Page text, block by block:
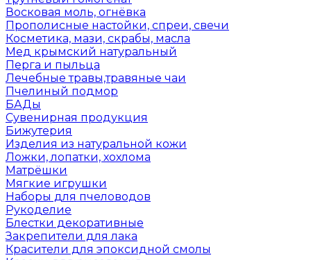
Восковая моль, огнёвка
Прополисные настойки, спреи, свечи
Косметика, мази, скрабы, масла
Мед крымский натуральный
Перга и пыльца
Лечебные травы,травяные чаи
Пчелиный подмор
БАДы
Сувенирная продукция
Бижутерия
Изделия из натуральной кожи
Ложки, лопатки, хохлома
Матрёшки
Мягкие игрушки
Наборы для пчеловодов
Рукоделие
Блестки декоративные
Закрепители для лака
Красители для эпоксидной смолы